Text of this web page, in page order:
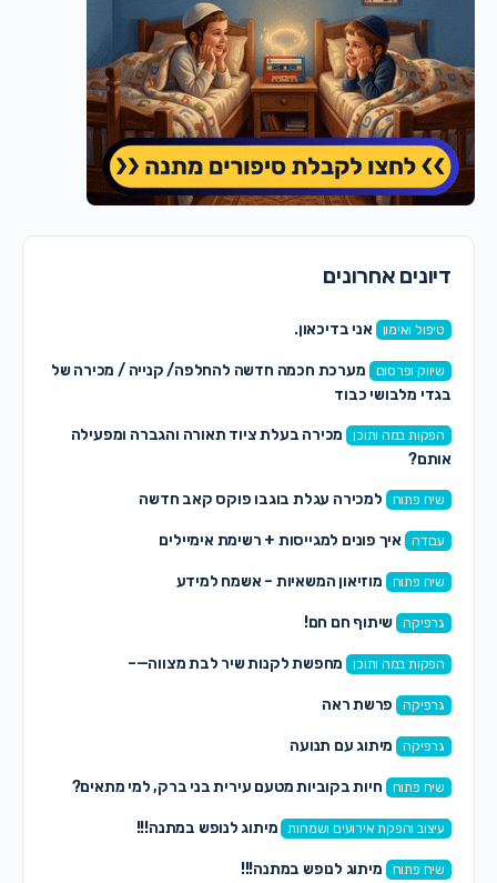
דיונים אחרונים
טיפול ואימון אני בדיכאון.
שיווק ופרסום
מערכת חכמה חדשה להחלפה/ קנייה / מכירה של
בגדי מלבושי כבוד
הפקות במה ותוכן
מכירה בעלת ציוד תאורה והגברה ומפעילה
אותם?
שיח פתוח למכירה עגלת בוגבו פוקס קאב חדשה
עבודה איך פונים למגייסות + רשימת אימיילים
שיח פתוח מוזיאון המשאיות – אשמח למידע
גרפיקה שיתוף חם חם!
הפקות במה ותוכן מחפשת לקנות שיר לבת מצווה—–
גרפיקה פרשת ראה
גרפיקה מיתוג עם תנועה
שיח פתוח חיות בקוביות מטעם עירית בני ברק, למי מתאים?
עיצוב והפקת אירועים ושמחות מיתוג לנופש במתנה!!!
שיח פתוח מיתוג לנופש במתנה!!!